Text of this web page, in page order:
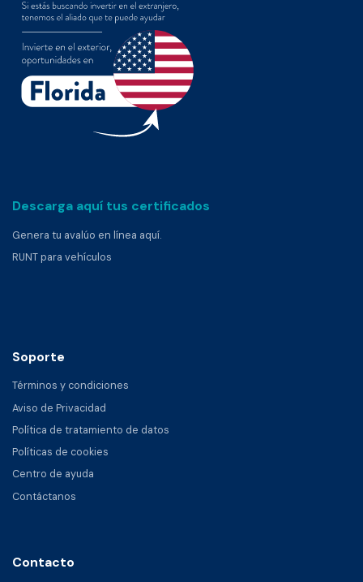
Descarga aquí tus certificados
Genera tu avalúo en línea aquí.
RUNT para vehículos
Soporte
Términos y condiciones
Aviso de Privacidad
Política de tratamiento de datos
Políticas de cookies
Centro de ayuda
Contáctanos
Contacto